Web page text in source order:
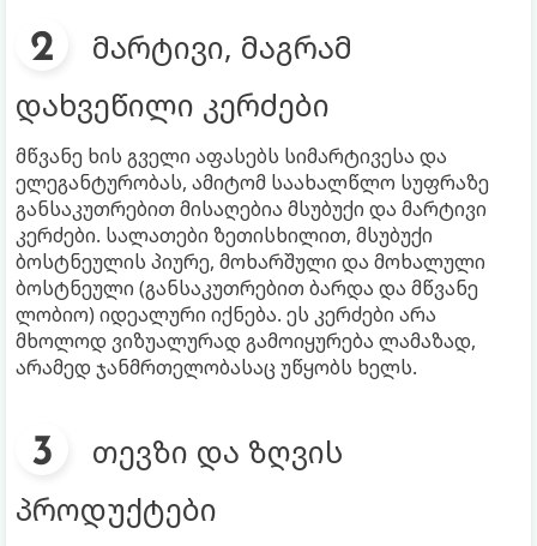
მარტივი, მაგრამ
დახვეწილი კერძები
მწვანე ხის გველი აფასებს სიმარტივესა და
ელეგანტურობას, ამიტომ საახალწლო სუფრაზე
განსაკუთრებით მისაღებია მსუბუქი და მარტივი
კერძები. სალათები ზეთისხილით, მსუბუქი
ბოსტნეულის პიურე, მოხარშული და მოხალული
ბოსტნეული (განსაკუთრებით ბარდა და მწვანე
ლობიო) იდეალური იქნება. ეს კერძები არა
მხოლოდ ვიზუალურად გამოიყურება ლამაზად,
არამედ ჯანმრთელობასაც უწყობს ხელს.
თევზი და ზღვის
პროდუქტები